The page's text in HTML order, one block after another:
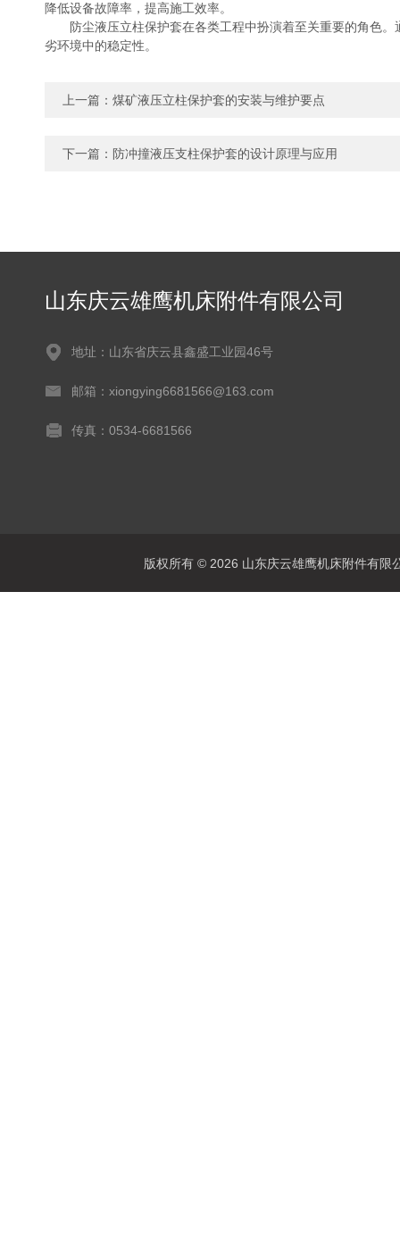
降低设备故障率，提高施工效率。
防尘液压立柱保护套在各类工程中扮演着至关重要的角色。
劣环境中的稳定性。
上一篇： 煤矿液压立柱保护套的安装与维护要点
下一篇： 防冲撞液压支柱保护套的设计原理与应用
山东庆云雄鹰机床附件有限公司
地址：山东省庆云县鑫盛工业园46号
邮箱：xiongying6681566@163.com
传真：0534-6681566
版权所有 © 2026 山东庆云雄鹰机床附件有